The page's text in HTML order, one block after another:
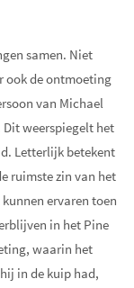
samen. Niet
ook de ontmoeting
van Michael
Dit weerspiegelt het
Letterlijk betekent
ruimste zin van het
ervaren toen
in het Pine
waarin het
in de kuip had,